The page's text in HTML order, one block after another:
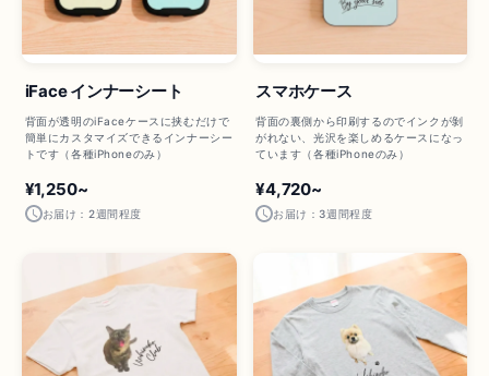
iFace インナーシート
背面が透明のiFaceケースに挟むだけで
簡単にカスタマイズできるインナーシー
トです（各種iPhoneのみ）
¥1,250~
お届け：2週間程度
スマホケース
背面の裏側から印刷するのでインクが剝
がれない、光沢を楽しめるケースになっ
ています（各種iPhoneのみ）
¥4,720~
お届け：3週間程度